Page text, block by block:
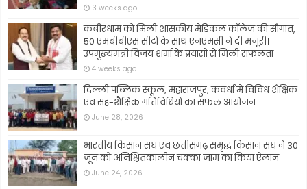
3 weeks ago
कबीरधाम को मिली शासकीय मेडिकल कॉलेज की सौगात,
50 एमबीबीएस सीटों के साथ एनएमसी ने दी मंजूरी।
उपमुख्यमंत्री विजय शर्मा के प्रयासों से मिली सफलता
4 weeks ago
दिल्ली पब्लिक स्कूल, महाराजपुर, कवर्धा में विविध शैक्षिक
एवं सह-शैक्षिक गतिविधियों का सफल आयोजन
June 28, 2026
भारतीय किसान संघ एवं छत्तीसगढ़ समृद्ध किसान संघ ने 30
जून को अनिश्चितकालीन चक्का जाम का किया ऐलान
June 24, 2026